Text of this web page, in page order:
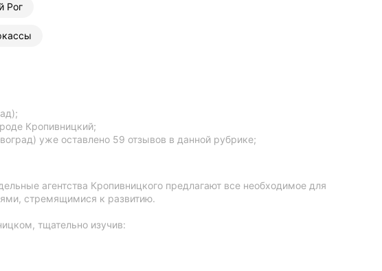
Рог
Кропивницкий;
уже оставлено 59 отзывов в данной рубрике;
агентства Кропивницкого предлагают все необходимое для
стремящимися к развитию.
тщательно изучив: